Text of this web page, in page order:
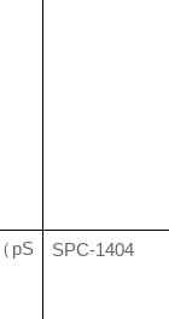
pS
SPC-1404